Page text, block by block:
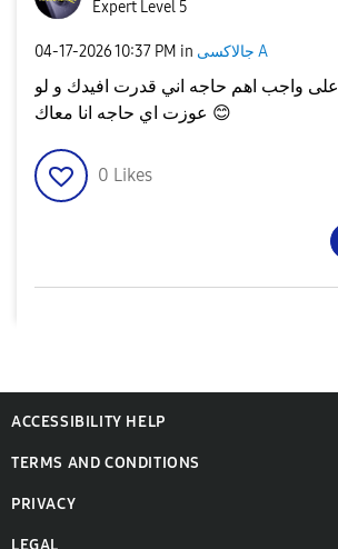
Expert Level 5
‎04-17-202610:37 PM in جالاكسى A
على واجب اهم حاجه اني قدرت افيدك و لو
😊
0 Likes
ACCESSIBILITY HELP
TERMS AND CONDITIONS
PRIVACY
LEGAL